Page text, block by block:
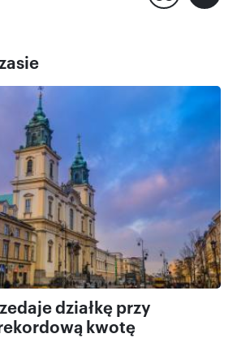
działkę przy
kwotę